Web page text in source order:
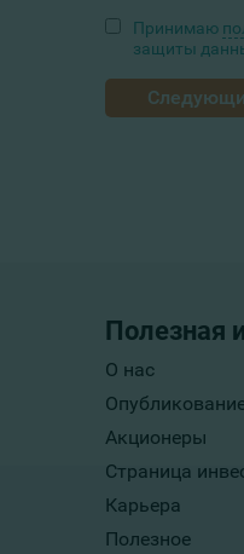
Принимаю
защиты
Полезная
О нас
Акционеры
Страница
Карьера
Полезное